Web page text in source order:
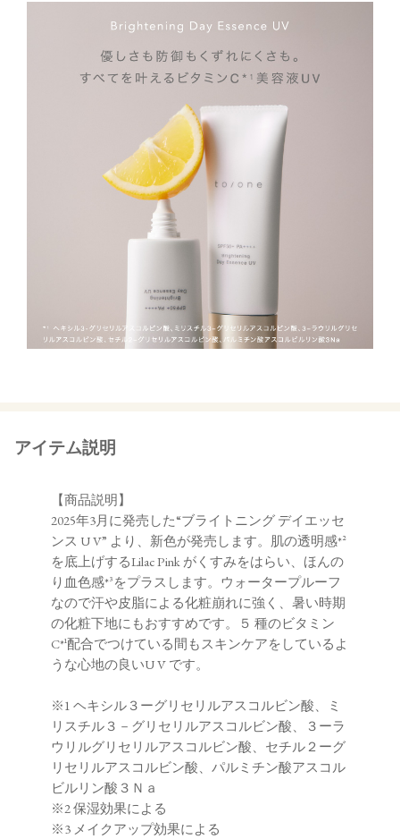
アイテム説明
【商品説明】
2025年3月に発売した“ブライトニング デイエッセ
ンス U V” より、新色が発売します。肌の透明感*²
を底上げするLilac Pink がくすみをはらい、ほんの
り血色感*³をプラスします。ウォータープルーフ
なので汗や皮脂による化粧崩れに強く、暑い時期
の化粧下地にもおすすめです。５ 種のビタミン
C*¹配合でつけている間もスキンケアをしているよ
うな心地の良いU V です。
※1 ヘキシル３ーグリセリルアスコルビン酸、ミ
リスチル３－グリセリルアスコルビン酸、３ーラ
ウリルグリセリルアスコルビン酸、セチル２ーグ
リセリルアスコルビン酸、パルミチン酸アスコル
ビルリン酸３Ｎａ
※2 保湿効果による
※3 メイクアップ効果による